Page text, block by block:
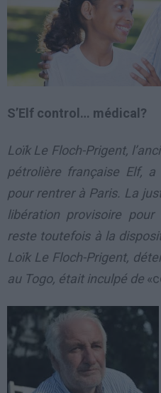
S’Elf control… médical?
Loïk Le Floch-Prigent,
pétrolière française Elf,
pour rentrer à Paris. La
libération provisoire
reste toutefois à la
Loïk Le Floch-Prigent,
au Togo, était inculpé de